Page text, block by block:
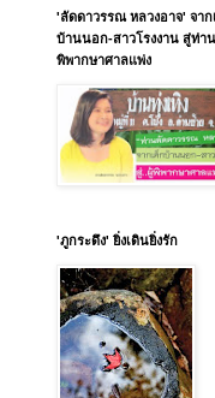
'ลัดดาวรรณ หลวงอาจ' จาก
บ้านนอก-สาวโรงงาน สู่ท่า
พิพากษาศาลแพ่ง
'ภูกระดึง' ยิ่งเดินยิ่งรัก